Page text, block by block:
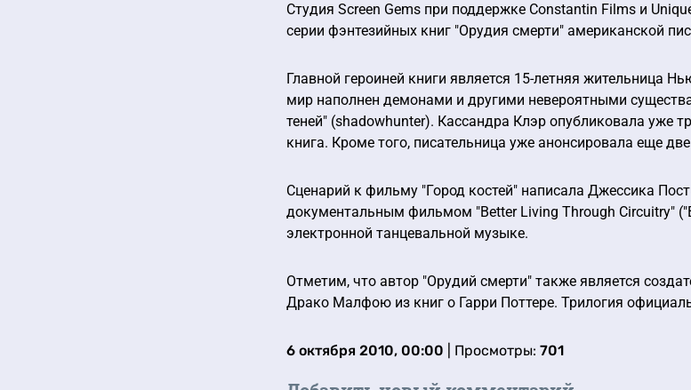
Студия Screen Gems при поддержке Constantin Films и
серии фэнтезийных книг "Орудия смерти" американской
Главной героиней книги является 15-летняя жительница
мир наполнен демонами и другими невероятными
теней" (shadowhunter). Кассандра Клэр опубликовала уже
книга. Кроме того, писательница уже анонсировала еще
Сценарий к фильму "Город костей" написала Джессика
документальным фильмом "Better Living Through Circuitry"
электронной танцевальной музыке.
Отметим, что автор "Орудий смерти" также является
Драко Малфою из книг о Гарри Поттере. Трилогия
6 октября 2010, 00:00 | Просмотры: 701